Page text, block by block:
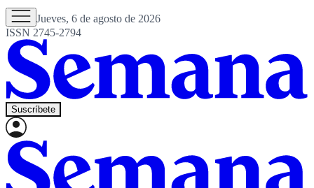
Jueves, 6 de agosto de 2026
ISSN 2745-2794
Suscríbete